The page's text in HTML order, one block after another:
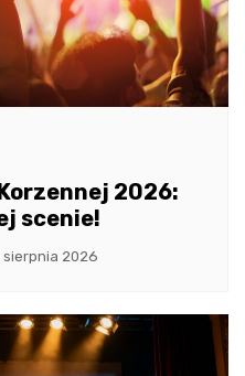
2026:
scenie!
sierpnia 2026